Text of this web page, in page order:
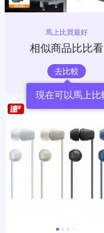
馬上比買最好
相似商品比比看
去比較